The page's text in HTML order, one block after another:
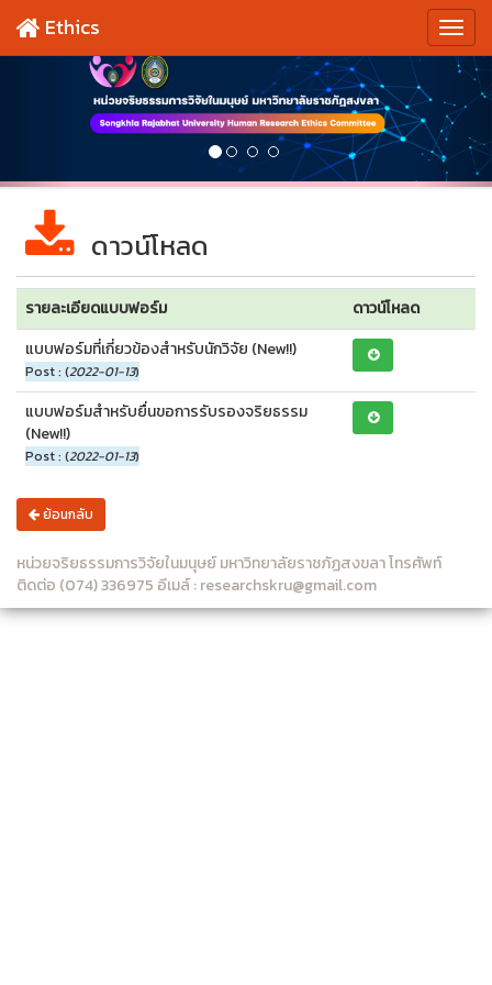
Ethics
ดาวน์โหลด
รายละเอียดแบบฟอร์ม
ดาวน์โหลด
แบบฟอร์มที่เกี่ยวข้องสำหรับนักวิจัย (New!!)
Post : (2022-01-13)
แบบฟอร์มสำหรับยื่นขอการรับรองจริยธรรม
(New!!)
Post : (2022-01-13)
ย้อนกลับ
หน่วยจริยธรรมการวิจัยในมนุษย์ มหาวิทยาลัยราชภัฏสงขลา โทรศัพท์
ติดต่อ (074) 336975 อีเมล์ : researchskru@gmail.com